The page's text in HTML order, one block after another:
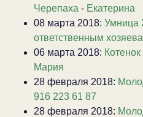
Черепаха - Екатерина
08 марта 2018: Умница
ответственным
06 марта 2018:
Мария
28 февраля 2018:
916 223 61 87
28 февраля 2018: